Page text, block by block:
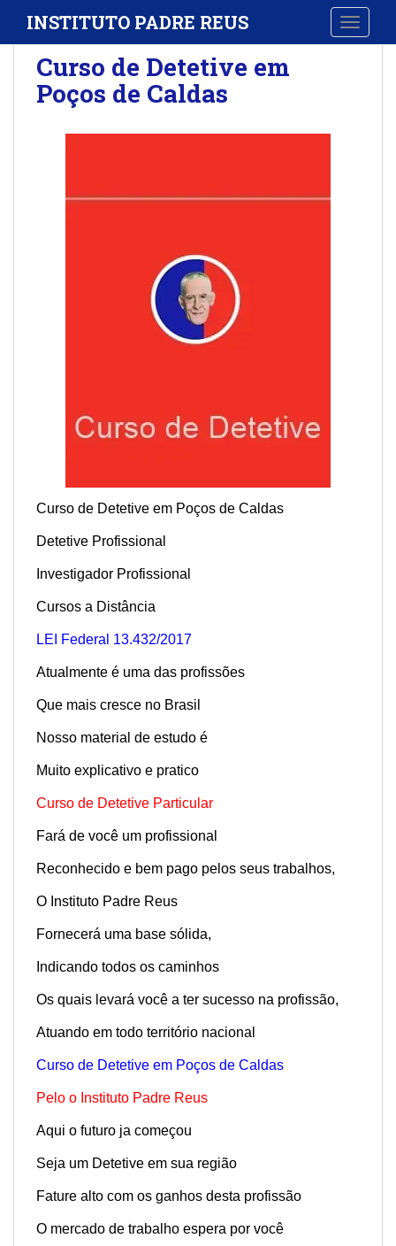
i
INSTITUTO PADRE REUS
Curso de Detetive em
Poços de Caldas
Curso de Detetive em Poços de Caldas
Detetive Profissional
Investigador Profissional
Cursos a Distância
LEI Federal 13.432/2017
Atualmente é uma das profissões
Que mais cresce no Brasil
Nosso material de estudo é
Muito explicativo e pratico
Curso de Detetive Particular
Fará de você um profissional
Reconhecido e bem pago pelos seus trabalhos,
O Instituto Padre Reus
Fornecerá uma base sólida,
Indicando todos os caminhos
Os quais levará você a ter sucesso na profissão,
Atuando em todo território nacional
Curso de Detetive em Poços de Caldas
Pelo o Instituto Padre Reus
Aqui o futuro ja começou
Seja um Detetive em sua região
Fature alto com os ganhos desta profissão
O mercado de trabalho espera por você